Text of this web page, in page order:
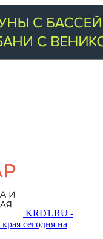
KRD1.RU -
сегодня на